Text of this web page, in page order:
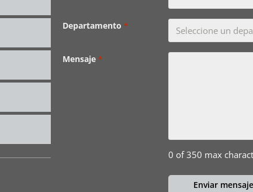
Departamento *
Mensaje *
0 of 350 max